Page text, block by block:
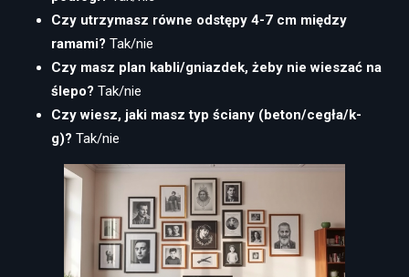
Czy utrzymasz równe odstępy 4-7 cm między
ramami? Tak/nie
Czy masz plan kabli/gniazdek, żeby nie wieszać na
ślepo? Tak/nie
Czy wiesz, jaki masz typ ściany (beton/cegła/k-
g)? Tak/nie